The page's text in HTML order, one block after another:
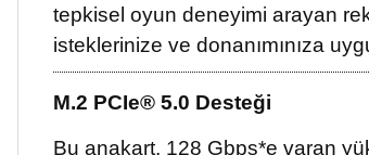
tepkisel oyun deneyimi arayan
isteklerinize ve donanımınıza
M.2 PCIe® 5.0 Desteği
Bu anakart, 128 Gbps*e varan